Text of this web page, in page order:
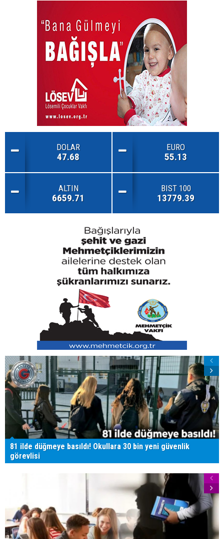
DOLAR
47.68
EURO
55.13
ALTIN
6659.71
BIST 100
13779.39
81 ilde düğmeye basıldı! Okullara 30 bin yeni güvenlik
görevlisi